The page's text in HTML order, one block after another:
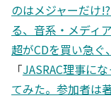
のはメジャーだけ
る、音系・メディ
超がCDを買い急
「JASRAC理事に
てみた。参加者は